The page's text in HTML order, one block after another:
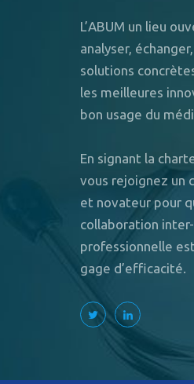
L’ABUM un lieu
analyser,
solutions
les meilleures
bon usage du
En signant la
vous rejoignez un
et novateur pour
collaboration inter-
professionnelle
gage d’efficacité.